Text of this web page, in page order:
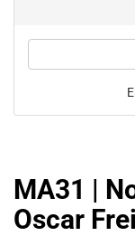
MA31 |
Oscar